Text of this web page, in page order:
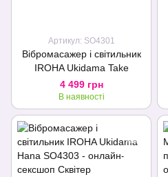
Артикул: SO4301
Вібромасажер і світильник
IROHA Ukidama Take
4 499 грн
В наявності